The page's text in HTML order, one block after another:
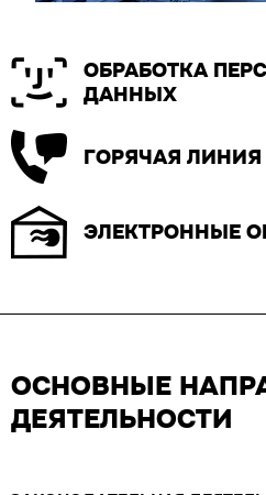
ОБРАБОТКА
ДАННЫХ
ГОРЯЧАЯ ЛИНИЯ
ЭЛЕКТРОННЫЕ
ОСНОВНЫЕ
ДЕЯТЕЛЬНОСТИ